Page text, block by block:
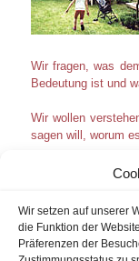
Wir setzen auf unserer
die Funktion der
Präferenzen der
Wir fragen, was
Bedeutung ist und
Wir wollen
sagen will, worum
Für uns ist es
stärken. So, wie
bemühen, ihm das
ist, Wertschätzung
Wir wollen ihn in